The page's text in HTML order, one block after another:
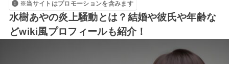
※当サイトはプロモーションを含みます
水樹あやの炎上騒動とは？結婚や彼氏や年齢な
どwiki風プロフィールも紹介！